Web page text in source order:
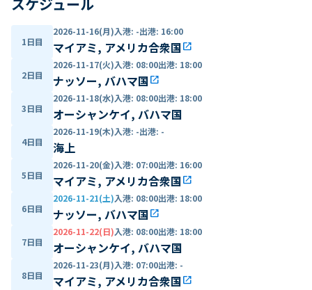
1日目
2026-11-16(月)入港: -出港: 16:00
マイアミ, アメリカ合衆国open_in_new
2日目
2026-11-17(火)入港: 08:00出港: 18:00
ナッソー, バハマ国open_in_new
3日目
2026-11-18(水)入港: 08:00出港: 18:00
オーシャンケイ, バハマ国
4日目
2026-11-19(木)入港: -出港: -
海上
5日目
2026-11-20(金)入港: 07:00出港: 16:00
マイアミ, アメリカ合衆国open_in_new
6日目
2026-11-21(土)入港: 08:00出港: 18:00
ナッソー, バハマ国open_in_new
7日目
2026-11-22(日)入港: 08:00出港: 18:00
オーシャンケイ, バハマ国
8日目
2026-11-23(月)入港: 07:00出港: -
マイアミ, アメリカ合衆国open_in_new